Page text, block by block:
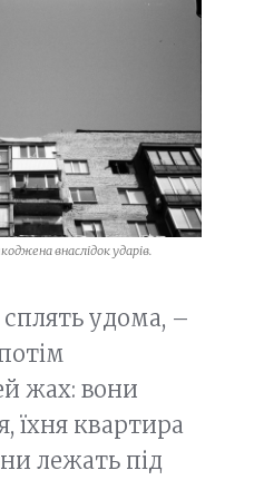
внаслідок ударів.
удома, –
жах: вони
їхня квартира
лежать під